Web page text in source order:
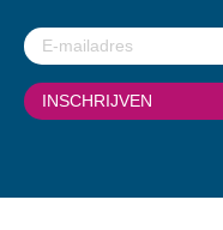
E-
mailadres(Vereist)